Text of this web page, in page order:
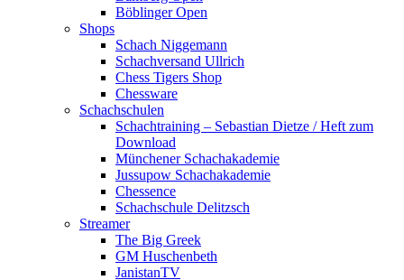
Böblinger Open
Shops
Schach Niggemann
Schachversand Ullrich
Chess Tigers Shop
Chessware
Schachschulen
Schachtraining – Sebastian Dietze / Heft zum
Download
Münchener Schachakademie
Jussupow Schachakademie
Chessence
Schachschule Delitzsch
Streamer
The Big Greek
GM Huschenbeth
JanistanTV